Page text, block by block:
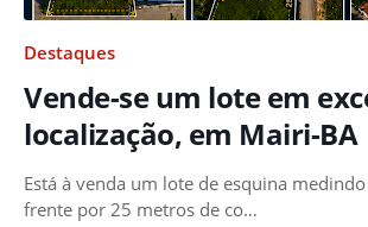
Destaques
Vende-se um lote em
localização, em Mairi-BA
Está à venda um lote de esquina
frente por 25 metros de co…